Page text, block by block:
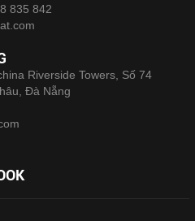
835 842
Riverside Towers, Số 74
Đà Nẵng